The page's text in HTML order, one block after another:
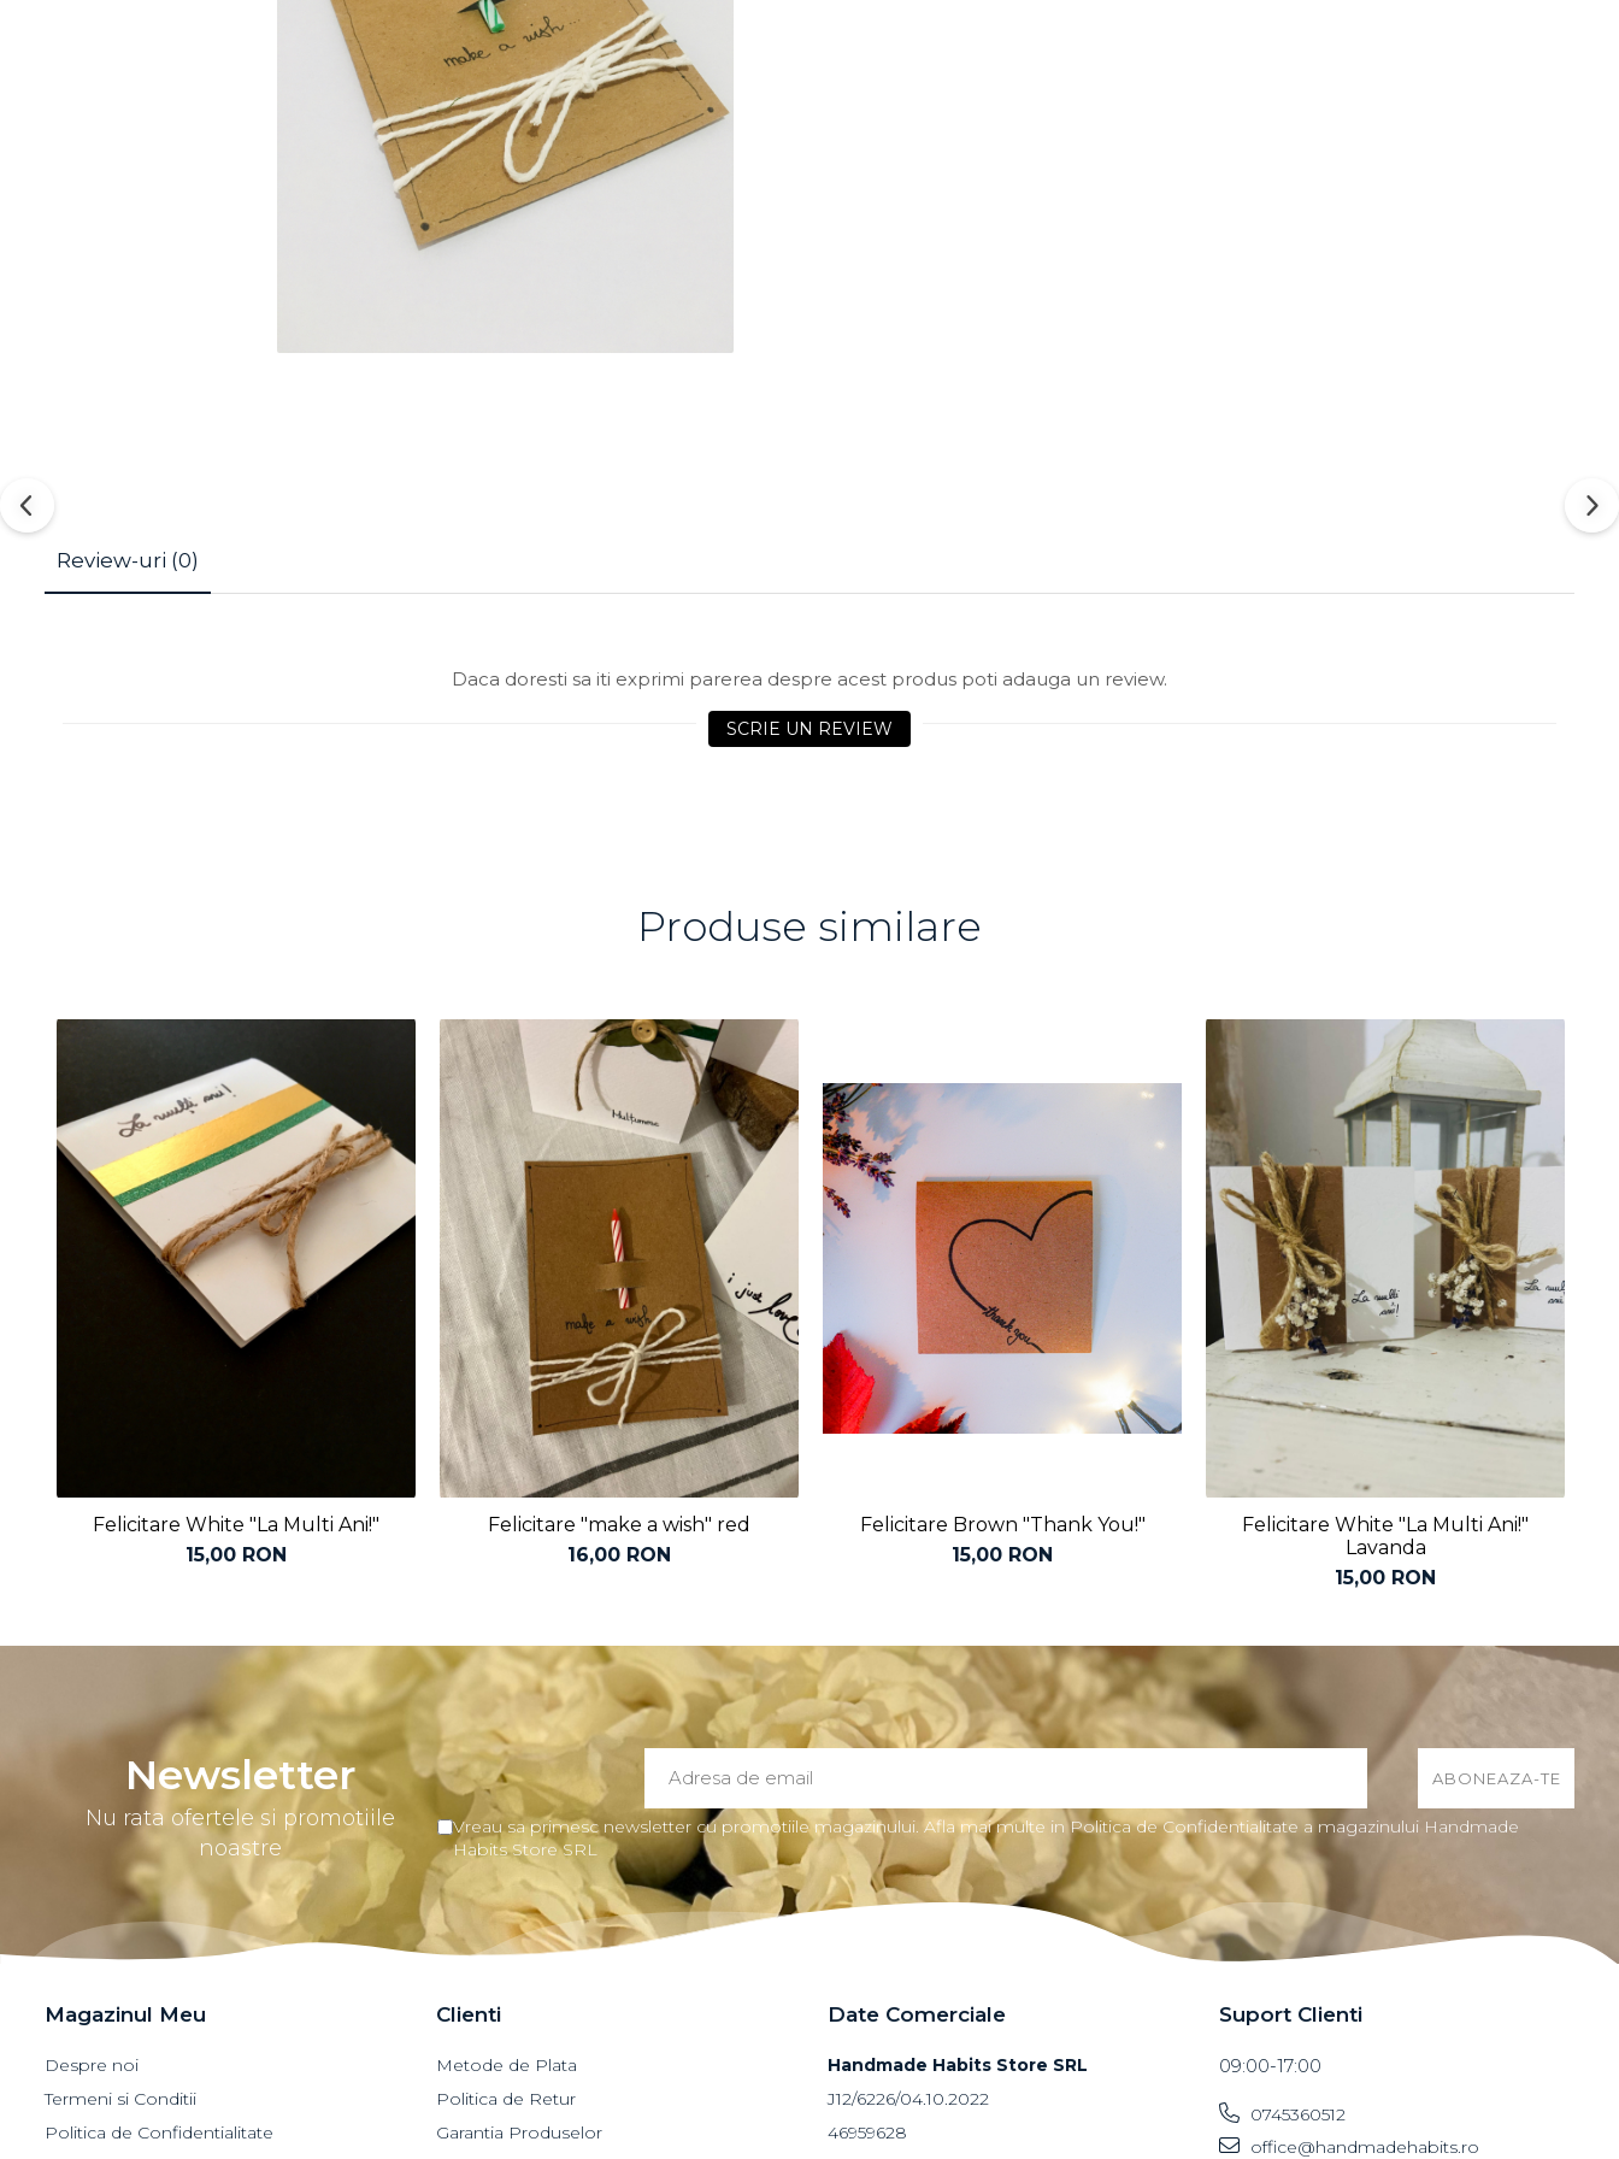
Review-uri (0)
Daca doresti sa iti exprimi parerea despre acest produs poti adauga un review.
SCRIE UN REVIEW
Produse similare
Felicitare White "La Multi Ani!"
15,00 RON
Felicitare "make a wish" red
16,00 RON
Felicitare Brown "Thank You!"
15,00 RON
Felicitare White "La Multi Ani!"
Lavanda
15,00 RON
Newsletter
Nu rata ofertele si promotiile
noastre
Vreau sa primesc newsletter cu promotiile magazinului. Afla mai multe in Politica de Confidentialitate a magazinului Handmade
Habits Store SRL
Magazinul Meu
Despre noi
Termeni si Conditii
Politica de Confidentialitate
Clienti
Metode de Plata
Politica de Retur
Garantia Produselor
Date Comerciale
Handmade Habits Store SRL
J12/6226/04.10.2022
46959628
Suport Clienti
09:00-17:00
0745360512
office@handmadehabits.ro